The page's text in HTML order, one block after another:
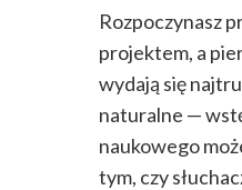
Rozpoczynasz
projektem, a
wydają się
naturalne —
naukowego
tym, czy